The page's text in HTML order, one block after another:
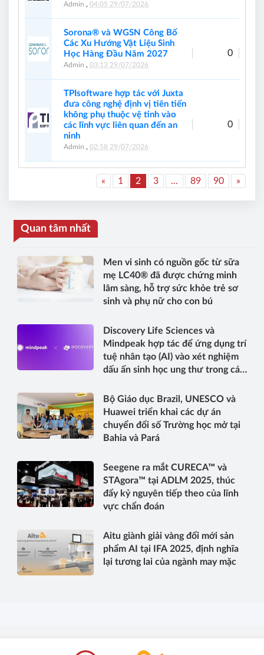
Admin , 04:05 29/07/2026
Sorona® và WGSN Công Bố
Các Xu Hướng Vật Liệu Sinh
Học Hàng Đầu Năm 2027
Admin , 03:13 29/07/2026
0
TPIsoftware hợp tác với Juxta
đưa công nghệ định vị tiên tiến
không phụ thuộc vệ tinh vào
các lĩnh vực liên quan đến an
ninh
Admin , 02:58 29/07/2026
0
« 1 2 3 ... 89 90 »
Quan tâm nhất
Men vi sinh có nguồn gốc từ sữa
mẹ LC40® đã được chứng minh
lâm sàng, hỗ trợ sức khỏe trẻ sơ
sinh và phụ nữ cho con bú
Discovery Life Sciences và
Mindpeak hợp tác để ứng dụng trí
tuệ nhân tạo (AI) vào xét nghiệm
dấu ấn sinh học ung thư trong các
trên phạm vi toàn cầu
Bộ Giáo dục Brazil, UNESCO và
Huawei triển khai các dự án
chuyển đổi số Trường học mở tại
Bahia và Pará
Seegene ra mắt CURECA™ và
STAgora™ tại ADLM 2025, thúc
đẩy kỷ nguyên tiếp theo của lĩnh
vực chẩn đoán
Aitu giành giải vàng đổi mới sản
phẩm AI tại IFA 2025, định nghĩa
lại tương lai của ngành may mặc